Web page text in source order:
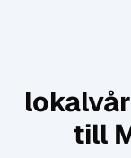
till